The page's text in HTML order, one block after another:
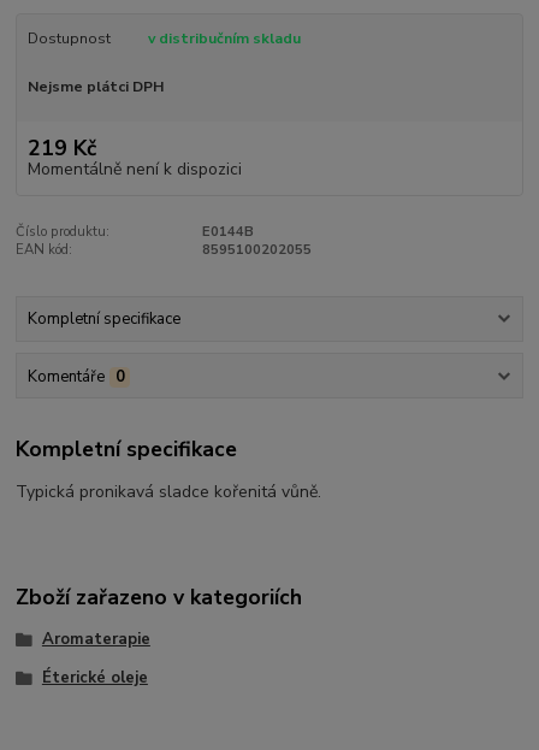
Dostupnost v distribučním skladu
Nejsme plátci DPH
219 Kč
Momentálně není k dispozici
Číslo produktu:
E0144B
EAN kód:
8595100202055
Kompletní specifikace
Komentáře 0
Kompletní specifikace
Typická pronikavá sladce kořenitá vůně.
Zboží zařazeno v kategoriích
Aromaterapie
Éterické oleje